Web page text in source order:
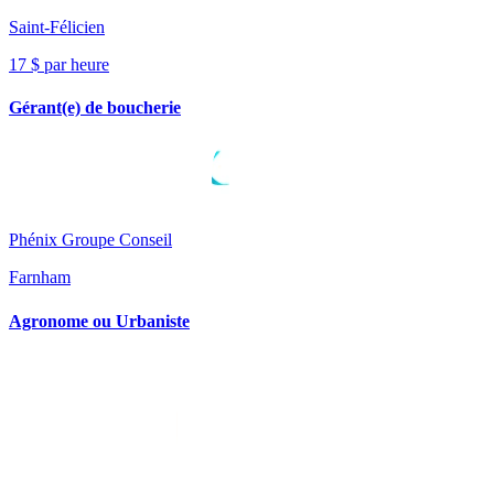
Saint-Félicien
17 $ par heure
Gérant(e) de boucherie
Phénix Groupe Conseil
Farnham
Agronome ou Urbaniste